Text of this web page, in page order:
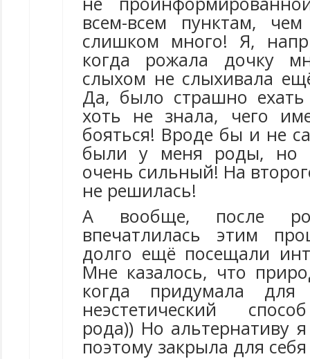
всем-всем пунктам,
слишком много! Я,
когда рожала дочку
слыхом не слыхивала
Да, было страшно
хоть не знала, чего
бояться! Вроде бы и не
были у меня роды, но
очень сильный! На
не решилась!
А вообще, после
впечатлилась этим
долго ещё посещали
Мне казалось, что
когда придумала
неэстетический
рода)) Но альтернативу
поэтому закрыла для себя